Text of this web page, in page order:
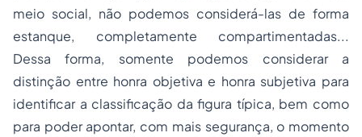
meio social, não podemos considerá-las de forma
estanque, completamente compartimentadas...
Dessa forma, somente podemos considerar a
distinção entre honra objetiva e honra subjetiva para
identificar a classificação da figura típica, bem como
para poder apontar, com mais segurança, o momento